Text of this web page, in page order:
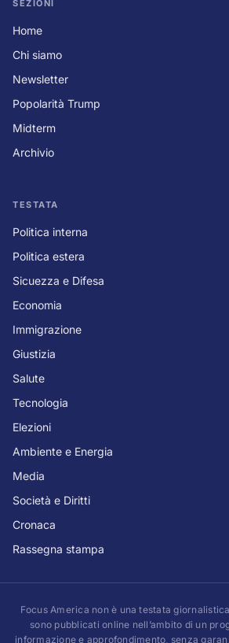
SEZIONI
Home
Chi siamo
Newsletter
Popolarità Trump
Midterm
Archivio
TESTATA
Politica interna
Politica estera
Sicuezza e Difesa
Economia
Immigrazione
Giustizia
Salute
Tecnologia
Elezioni
Ambiente e Energia
Media
Società e Diritti
Cronaca
Rassegna stampa
Focus America non è una testata
sono pubblicati online nell’ambito di un
informazione e approfondimento, senza